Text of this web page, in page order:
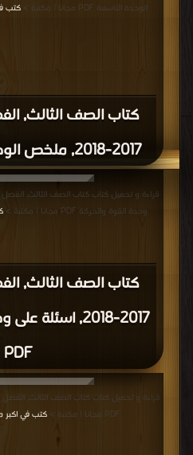
كتاب الصف الثالث,
2017-2018, ملخص الوحدة التاسعة PDF
الوحدة التاسعة PDF مجانا | مكتبة >
كتب
كتاب الصف الثالث,
2017-2018,
PDF
وحدة القوة والحركة PDF مجانا | مكتبة >
PDF مجانا | مكتبة >
كتب في اكبر